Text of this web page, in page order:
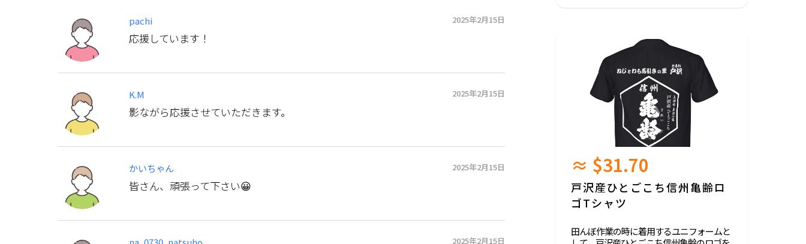
pachi 2025年2月15日
応援しています！
K.M 2025年2月15日
影ながら応援させていただきます。
かいちゃん 2025年2月15日
皆さん、頑張って下さい😀
2025年2月15日
≈ $31.70
戸沢産ひとごこち信州亀齢ロ
ゴTシャツ
田んぼ作業の時に着用するユニフォームと